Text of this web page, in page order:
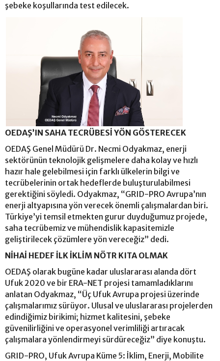
şebeke koşullarında test edilecek.
OEDAŞ’IN SAHA TECRÜBESİ YÖN GÖSTERECEK
OEDAŞ Genel Müdürü Dr. Necmi Odyakmaz, enerji
sektörünün teknolojik gelişmelere daha kolay ve hızlı
hazır hale gelebilmesi için farklı ülkelerin bilgi ve
tecrübelerinin ortak hedeflerde buluşturulabilmesi
gerektiğini söyledi. Odyakmaz, “GRID-PRO Avrupa’nın
enerji altyapısına yön verecek önemli çalışmalardan biri.
Türkiye’yi temsil etmekten gurur duyduğumuz projede,
saha tecrübemiz ve mühendislik kapasitemizle
geliştirilecek çözümlere yön vereceğiz” dedi.
NİHAİ HEDEF İLK İKLİM NÖTR KITA OLMAK
OEDAŞ olarak bugüne kadar uluslararası alanda dört
Ufuk 2020 ve bir ERA-NET projesi tamamladıklarını
anlatan Odyakmaz, “Üç Ufuk Avrupa projesi üzerinde
çalışmalarımız sürüyor. Ulusal ve uluslararası projelerden
edindiğimiz birikimi; hizmet kalitesini, şebeke
güvenilirliğini ve operasyonel verimliliği artıracak
çalışmalara yönlendirmeyi sürdüreceğiz” diye konuştu.
GRID-PRO, Ufuk Avrupa Küme 5: İklim, Enerji, Mobilite